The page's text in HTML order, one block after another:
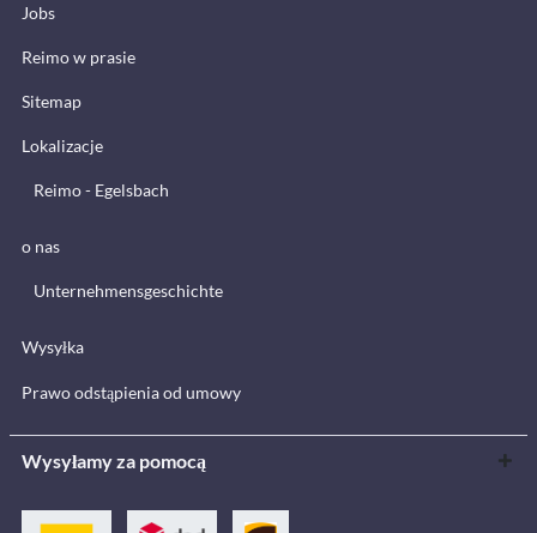
Jobs
Reimo w prasie
Sitemap
Lokalizacje
Reimo - Egelsbach
o nas
Unternehmensgeschichte
Wysyłka
Prawo odstąpienia od umowy
Wysyłamy za pomocą